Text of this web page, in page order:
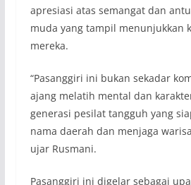
apresiasi atas semangat dan
muda yang tampil menunjukkan
mereka.
“Pasanggiri ini bukan sekadar
ajang melatih mental dan
generasi pesilat tangguh yang
nama daerah dan menjaga
ujar Rusmani.
Pasanggiri ini digelar sebagai